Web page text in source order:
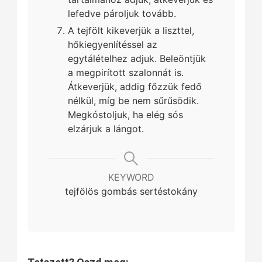
lefedve pároljuk tovább.
A tejfölt kikeverjük a liszttel,
hőkiegyenlítéssel az
egytálételhez adjuk. Beleöntjük
a megpirított szalonnát is.
Átkeverjük, addig főzzük fedő
nélkül, míg be nem sűrűsödik.
Megkóstoljuk, ha elég sós
elzárjuk a lángot.
KEYWORD
tejfölös gombás sertéstokány